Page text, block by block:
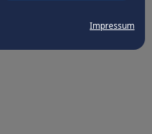
Impressum